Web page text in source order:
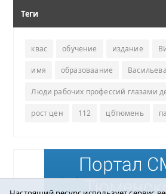
Теги
квас обучение издание
имя образоваание Васильева
Люди рабочих профессий глазами
рост цен 112 цбтюмень